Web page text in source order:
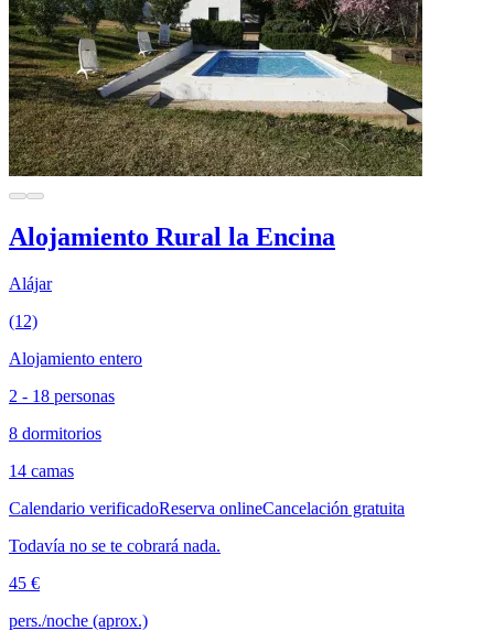
Alojamiento Rural la Encina
Alájar
(12)
Alojamiento entero
2 - 18 personas
8 dormitorios
14 camas
Calendario verificadoReserva onlineCancelación gratuita
Todavía no se te cobrará nada.
45 €
pers./noche (aprox.)